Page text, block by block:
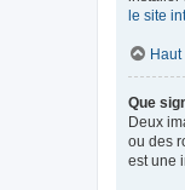
le site
Haut
Que
Deux
ou des
est une